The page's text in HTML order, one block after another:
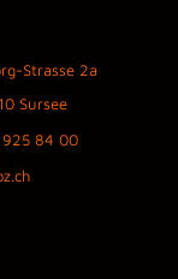
Strasse 2a
Sursee
925 84 00